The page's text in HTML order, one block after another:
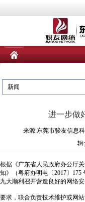
产品
人力资源
新闻
进一步做
来源:东莞市骏友信息
辑
根据《广东省人民政府办公厅
知》（粤府办明电〔2017〕
九大顺利召开营造良好的网络
要求，联合负责技术维护或网